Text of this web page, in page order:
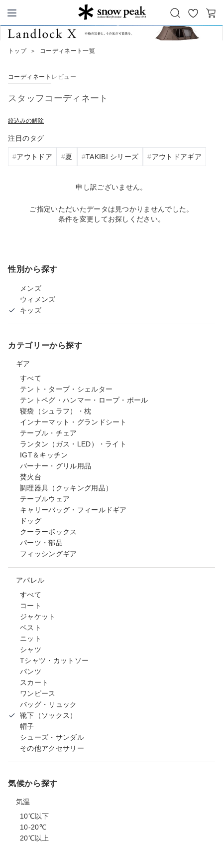
Snow Peak
お
気
カ
トップ ＞ コーディネート一覧
コーディネート レビュー
スタッフコーディネート
絞込みの解除
注目のタグ
アウトドア 夏 TAKIBI シリーズ アウトドアギア
申し訳ございません。
ご指定いただいたデータは見つかりませんでした。
条件を変更してお探しください。
性別から探す
メンズ
ウィメンズ
キッズ
カテゴリーから探す
ギア
すべて
テント・タープ・シェルター
テントペグ・ハンマー・ロープ・ポール
寝袋（シュラフ）・枕
インナーマット・グランドシート
テーブル・チェア
ランタン（ガス・LED）・ライト
IGT＆キッチン
バーナー・グリル用品
焚火台
調理器具（クッキング用品）
テーブルウェア
キャリーバッグ・フィールドギア
ドッグ
クーラーボックス
パーツ・部品
フィッシングギア
アパレル
すべて
コート
ジャケット
ベスト
ニット
シャツ
Tシャツ・カットソー
パンツ
スカート
ワンピース
バッグ・リュック
靴下（ソックス）
帽子
シューズ・サンダル
その他アクセサリー
気候から探す
気温
10℃以下
10-20℃
20℃以上